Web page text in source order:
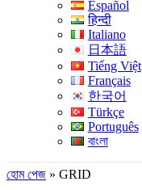
Español
हिन्दी
Italiano
日本語
Tiếng Việt
Français
한국어
Türkçe
Português
বাংলা
হোম পেজ » GRID